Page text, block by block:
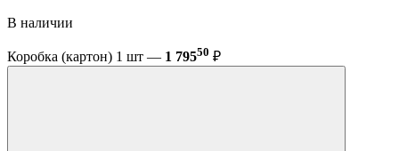
В наличии
Коробка (картон) 1 шт — 1 79550 ₽